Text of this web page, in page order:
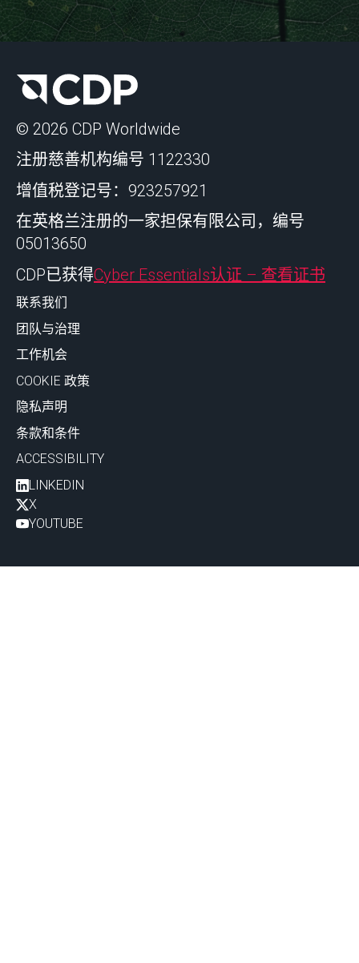
© 2026 CDP Worldwide
注册慈善机构编号 1122330
增值税登记号：923257921
在英格兰注册的一家担保有限公司，编号
05013650
CDP已获得Cyber Essentials认证 – 查看证书
联系我们
团队与治理
工作机会
COOKIE 政策
隐私声明
条款和条件
ACCESSIBILITY
LINKEDIN
X
YOUTUBE